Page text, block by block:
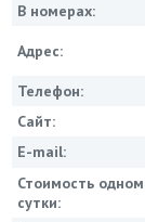
В номерах:
Адрес:
Телефон:
Сайт:
E-mail:
Стоимость
сутки: